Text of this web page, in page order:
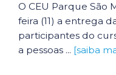
O CEU Parque São
feira (11) a entrega
participantes do
a pessoas ... [saiba